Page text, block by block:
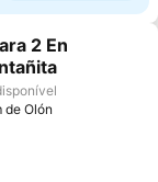
favoritos
2 En
de Olón